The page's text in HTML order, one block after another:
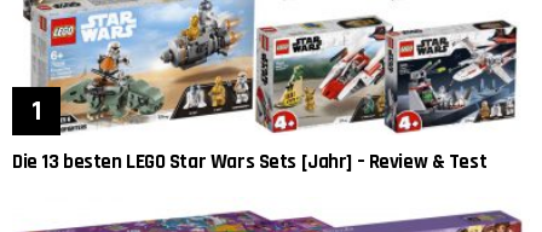
Die 13 besten LEGO Star Wars Sets [Jahr] – Review & Test